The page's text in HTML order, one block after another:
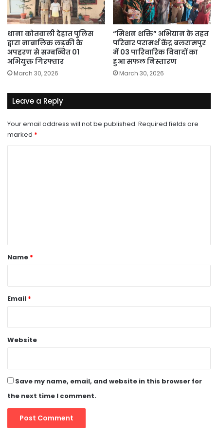
थाना कोतवाली देहात पुलिस
द्वारा नाबालिक लड़की के
अपहरण से सम्बन्धित 01
अभियुक्त गिरफ्तार
March 30, 2026
“मिशन शक्ति” अभियान के तहत
परिवार परामर्श केंद्र बलरामपुर
में 03 पारिवारिक विवादों का
हुआ सफल निस्तारण
March 30, 2026
Leave a Reply
Your email address will not be published. Required fields are
marked *
*
Name *
Email *
Website
Save my name, email, and website in this browser for
the next time I comment.